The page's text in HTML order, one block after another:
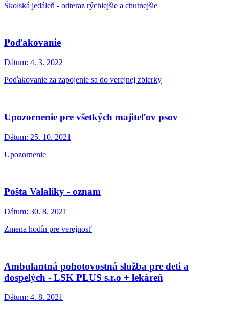
Školská jedáleň - odteraz rýchlejšie a chutnejšie
Poďakovanie
Dátum: 4. 3. 2022
Poďakovanie za zapojenie sa do verejnej zbierky
Upozornenie pre všetkých majiteľov psov
Dátum: 25. 10. 2021
Upozornenie
Pošta Valaliky - oznam
Dátum: 30. 8. 2021
Zmena hodín pre verejnosť
Ambulantná pohotovostná služba pre deti a
dospelých - LSK PLUS s.r.o + lekáreň
Dátum: 4. 8. 2021